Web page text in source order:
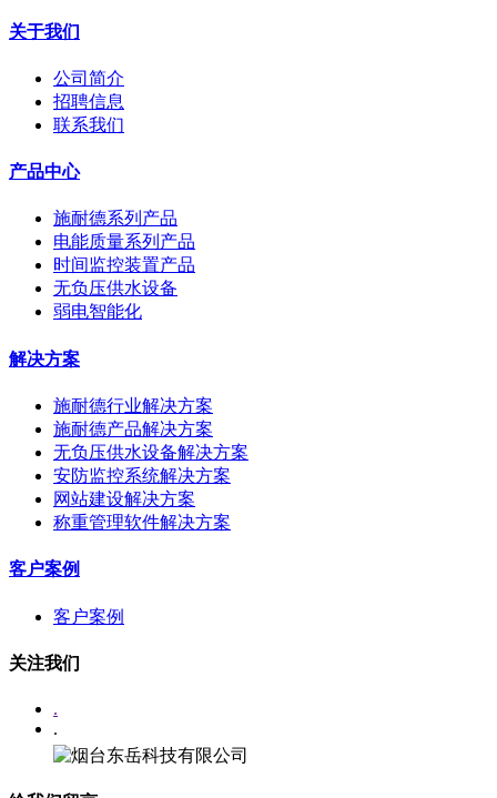
关于我们
公司简介
招聘信息
联系我们
产品中心
施耐德系列产品
电能质量系列产品
时间监控装置产品
无负压供水设备
弱电智能化
解决方案
施耐德行业解决方案
施耐德产品解决方案
无负压供水设备解决方案
安防监控系统解决方案
网站建设解决方案
称重管理软件解决方案
客户案例
客户案例
关注我们
.
.